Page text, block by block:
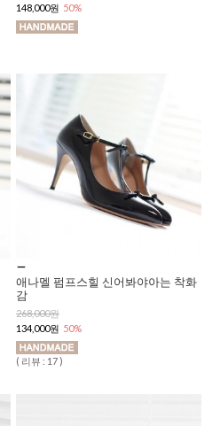
148,000원 50%
애나멜 펌프스힐 신어봐야아는 착화
감
268,000원
134,000원 50%
( 리뷰 : 17 )